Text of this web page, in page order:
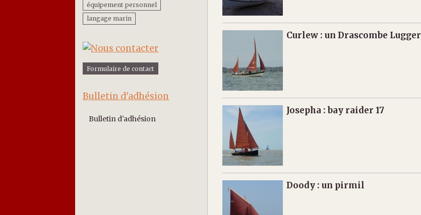
Curlew : un Drascombe Lugger
Josepha : bay raider 17
Doody : un pirmil
équipement personnel
langage marin
Formulaire de contact
Bulletin d'adhésion
Bulletin d'adhésion